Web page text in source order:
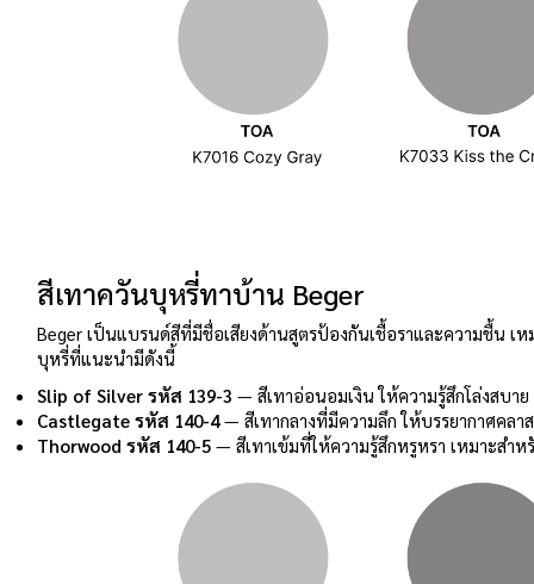
สีเทาควันบุหรี่ทาบ้าน Beger
Beger เป็นแบรนด์สีที่มีชื่อเสียงด้านสูตรป้องกันเชื้อราและความชื้น เ
บุหรี่ที่แนะนำมีดังนี้
Slip of Silver รหัส 139-3 — สีเทาอ่อนอมเงิน ให้ความรู้สึกโล่งสบา
Castlegate รหัส 140-4— สีเทากลางที่มีความลึก ให้บรรยากาศคลา
Thorwood รหัส 140-5 — สีเทาเข้มที่ให้ความรู้สึกหรูหรา เหมาะสำ